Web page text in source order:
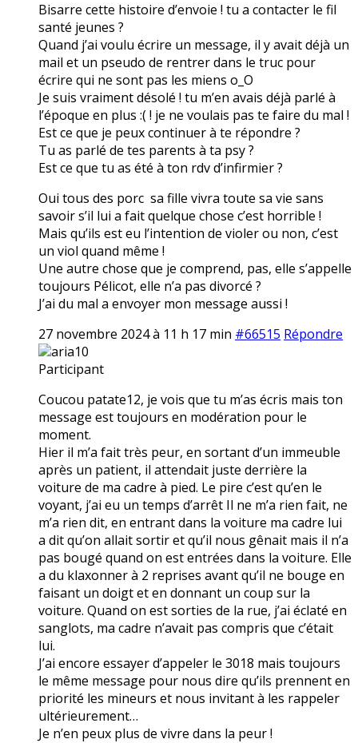
Bisarre cette histoire d’envoie ! tu a contacter le fil
santé jeunes ?
Quand j’ai voulu écrire un message, il y avait déjà un
mail et un pseudo de rentrer dans le truc pour
écrire qui ne sont pas les miens o_O
Je suis vraiment désolé ! tu m’en avais déjà parlé à
l’époque en plus :( ! je ne voulais pas te faire du mal !
Est ce que je peux continuer à te répondre ?
Tu as parlé de tes parents à ta psy ?
Est ce que tu as été à ton rdv d’infirmier ?
Oui tous des porc sa fille vivra toute sa vie sans
savoir s’il lui a fait quelque chose c’est horrible !
Mais qu’ils est eu l’intention de violer ou non, c’est
un viol quand même !
Une autre chose que je comprend, pas, elle s’appelle
toujours Pélicot, elle n’a pas divorcé ?
J’ai du mal a envoyer mon message aussi !
27 novembre 2024 à 11 h 17 min #66515 Répondre
aria10
Participant
Coucou patate12, je vois que tu m’as écris mais ton
message est toujours en modération pour le
moment.
Hier il m’a fait très peur, en sortant d’un immeuble
après un patient, il attendait juste derrière la
voiture de ma cadre à pied. Le pire c’est qu’en le
voyant, j’ai eu un temps d’arrêt Il ne m’a rien fait, ne
m’a rien dit, en entrant dans la voiture ma cadre lui
a dit qu’on allait sortir et qu’il nous gênait mais il n’a
pas bougé quand on est entrées dans la voiture. Elle
a du klaxonner à 2 reprises avant qu’il ne bouge en
faisant un doigt et en donnant un coup sur la
voiture. Quand on est sorties de la rue, j’ai éclaté en
sanglots, ma cadre n’avait pas compris que c’était
lui.
J’ai encore essayer d’appeler le 3018 mais toujours
le même message pour nous dire qu’ils prennent en
priorité les mineurs et nous invitant à les rappeler
ultérieurement…
Je n’en peux plus de vivre dans la peur !